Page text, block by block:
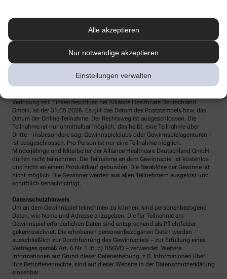
Alle akzeptieren
Nur notwendige akzeptieren
Einstellungen verwalten
48, 60486 Frankfurt. Die Teilnahme ist online
teilnehmen oder Postkarte senden an: Alliance Healthcare Deutschland
GmbH, Despina Kalaitzidou, Stichwort „Care Plus“, Pragstraße 154, 70376
Nur vollständig ausgefüllte Teilnahmeformulare (Pflichtangaben) und bei
Verlosung teil. Einsendeschluss bei Alliance Healthcare Deutschland
GmbH, ist der 31.05.2026. Es gilt das Datum des Poststempels bzw. das
Datum der Online-Teilnahme. Der Rechtsweg ist ausgeschlossen. Die
Teilnahme ist nur unmittelbar möglich; das heißt, eine Teilnahme über
Dritte – insbesondere sog. Gewinnspielclubs oder Gewinnspielagenturen –
ist ausgeschlossen. Pro Person ist nur eine Teilnahme möglich.
Minderjährige und Mitarbeiter der Alliance Healthcare Deutschland GmbH
dürfen nicht teilnehmen. Die Teilnahme an dem Gewinnspiel ist kostenlos
und nicht an einem Produktkauf gebunden. Die Barablöse der Gewinne ist
nicht möglich. Die Gewinner werden aus allen Teilnehmern ausgelost und
schriftlich benachrichtigt.
Datenschutzhinweis
Um an dem Gewinnspiel teilnehmen zu können, sind personenbezogene
Daten, wie Name und Adresse anzugeben. Die für Teilnahme am
Gewinnspiel erforderlichen Daten sind entsprechend als Pflichtfelder
gekennzeichnet. Die erhobenen personenbezogenen Daten werden
ausschließlich zur Durchführung des Gewinnspiels – zur Erfüllung eines
Vertrages gemäß Art. 6 Nr. 1 lit. b) DSGVO – verwendet. Weitere
Informationen auf Grund dieser Datenerhebung, z.B. Informationen über
Ihre Betroffenenrechte, sind auf dieser Website in der Datenschutzerklärung
einsehbar.